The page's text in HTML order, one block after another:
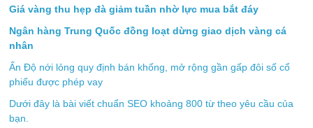
Giá vàng thu hẹp đà giảm tuần nhờ lực mua bắt đáy
Ngân hàng Trung Quốc đồng loạt dừng giao dịch vàng cá
nhân
Ấn Độ nới lỏng quy định bán khống, mở rộng gần gấp đôi số cổ
phiếu được phép vay
Dưới đây là bài viết chuẩn SEO khoảng 800 từ theo yêu cầu của
bạn.